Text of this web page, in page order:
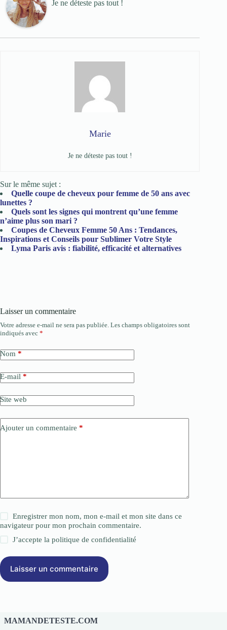
Je ne déteste pas tout !
Marie
Je ne déteste pas tout !
Sur le même sujet :
Quelle coupe de cheveux pour femme de 50 ans avec
lunettes ?
Quels sont les signes qui montrent qu’une femme
n’aime plus son mari ?
Coupes de Cheveux Femme 50 Ans : Tendances,
Inspirations et Conseils pour Sublimer Votre Style
Lyma Paris avis : fiabilité, efficacité et alternatives
Laisser un commentaire
Votre adresse e-mail ne sera pas publiée. Les champs obligatoires sont
indiqués avec *
Nom *
E-mail *
Site web
Ajouter un commentaire *
Enregistrer mon nom, mon e-mail et mon site dans ce
navigateur pour mon prochain commentaire.
J’accepte lapolitique de confidentialité
Laisser un commentaire
MAMANDETESTE.COM